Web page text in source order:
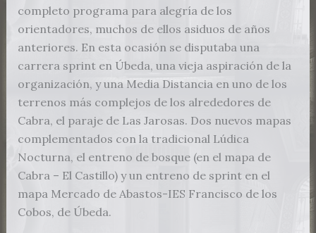
completo programa para alegría de los
orientadores, muchos de ellos asiduos de años
anteriores. En esta ocasión se disputaba una
carrera sprint en Úbeda, una vieja aspiración de la
organización, y una Media Distancia en uno de los
terrenos más complejos de los alrededores de
Cabra, el paraje de Las Jarosas. Dos nuevos mapas
complementados con la tradicional Lúdica
Nocturna, el entreno de bosque (en el mapa de
Cabra – El Castillo) y un entreno de sprint en el
mapa Mercado de Abastos-IES Francisco de los
Cobos, de Úbeda.